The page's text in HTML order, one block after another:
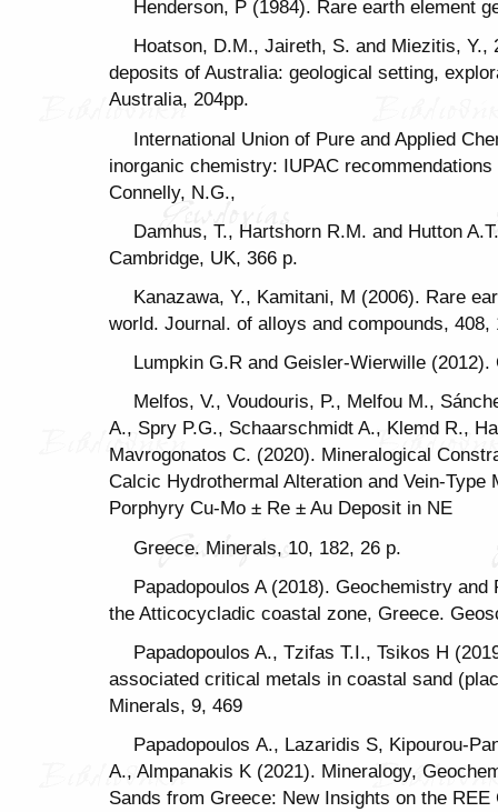
Henderson, P (1984). Rare earth element
Hoatson, D.M., Jaireth, S. and Miezitis, Y.,
deposits of Australia: geological setting,
Australia, 204pp.
International Union of Pure and Applied
inorganic chemistry: IUPAC
Connelly, N.G.,
Damhus, T., Hartshorn R.M. and Hutton
Cambridge, UK, 366 p.
Kanazawa, Y., Kamitani, M (2006). Rare
world. Journal. of alloys and compounds, 408,
Lumpkin G.R and Geisler-Wierwille
Melfos, V., Voudouris, P., Melfou M.,
A., Spry P.G., Schaarschmidt A., Klemd R.,
Mavrogonatos C. (2020). Mineralogical
Calcic Hydrothermal Alteration and Vein-Type
Porphyry Cu-Mo ± Re ± Au Deposit in NE
Greece. Minerals, 10, 182, 26 p.
Papadopoulos A (2018). Geochemistry
the Atticocycladic coastal zone, Greece.
Papadopoulos A., Tzifas T.I., Tsikos H
associated critical metals in coastal sand
Minerals, 9, 469
Papadopoulos Α., Lazaridis S, Kipourou-
A., Almpanakis K (2021). Mineralogy,
Sands from Greece: New Insights on the